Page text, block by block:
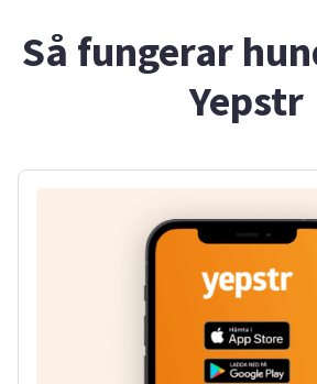
Så fungerar
Yepstr